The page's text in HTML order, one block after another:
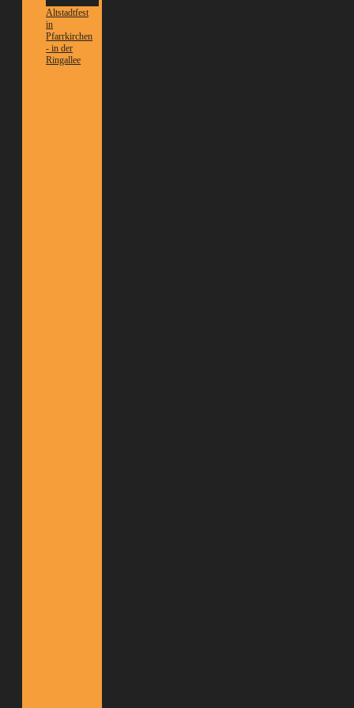
Altstadtfest
in
Pfarrkirchen
- in der
Ringallee